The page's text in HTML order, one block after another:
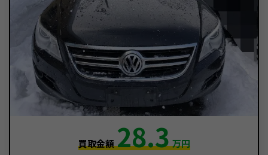
買取金額28.3万円